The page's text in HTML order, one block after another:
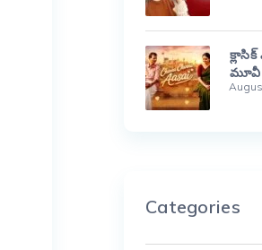
మూవీ
Categories